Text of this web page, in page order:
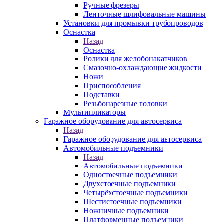
Ручные фрезеры
Ленточные шлифовальные машины
Установки для промывки трубопроводов
Оснастка
Назад
Оснастка
Ролики для желобонакатчиков
Смазочно-охлаждающие жидкости
Ножи
Приспособления
Подставки
Резьбонарезные головки
Мультипликаторы
Гаражное оборудование для автосервиса
Назад
Гаражное оборудование для автосервиса
Автомобильные подъемники
Назад
Автомобильные подъемники
Одностоечные подъемники
Двухстоечные подъемники
Четырёхстоечные подъемники
Шестистоечные подъемники
Ножничные подъемники
Платформенные подъемники